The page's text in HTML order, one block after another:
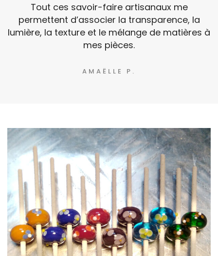
Tout ces savoir-faire artisanaux me
permettent d’associer la transparence, la
lumière, la texture et le mélange de matières à
mes pièces.
AMAËLLE P.